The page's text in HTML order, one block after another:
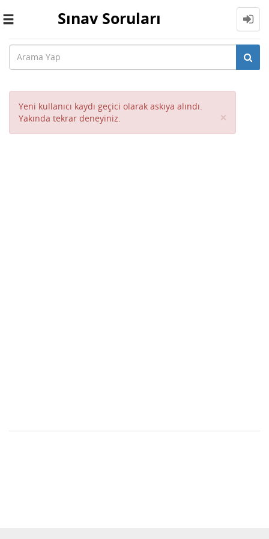
Toggle
Sınav Soruları
Yeni kullanıcı kaydı geçici olarak askıya alındı.
Yakında tekrar deneyiniz.
×